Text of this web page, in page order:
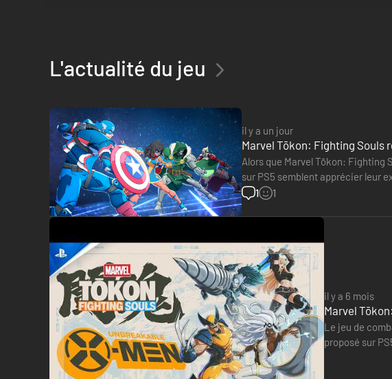
L'actualité du jeu
il y a un jour
Marvel Tōkon: Fighting Souls
Alors que Marvel Tōkon: Fighting
sur PS5 semblent apprécier leur
d'évaluation…
1 1
il y a 6 mois
Marvel
Le jeu de
proposé sur